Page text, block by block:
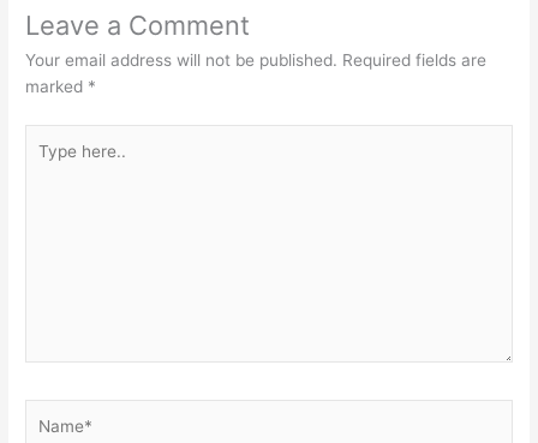
Leave a Comment
Your email address will not be published. Required fields are
marked *
here..